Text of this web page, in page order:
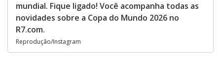
mundial. Fique ligado! Você acompanha todas as
novidades sobre a Copa do Mundo 2026 no
R7.com.
Reprodução/Instagram